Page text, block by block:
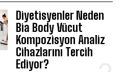
Diyetisyenler Neden
Bia Body Vücut
Kompozisyon Analiz
Cihazlarını Tercih
Ediyor?